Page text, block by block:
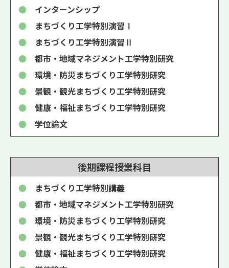
●
インターンシップ
●
まちづくり工学特別演習Ⅰ
●
まちづくり工学特別演習Ⅱ
●
都市・地域マネジメント工学特別研究
●
環境・防災まちづくり工学特別研究
●
景観・観光まちづくり工学特別研究
●
健康・福祉まちづくり工学特別研究
●
学位論文
後期課程授業科目
●
まちづくり工学特別講義
●
都市・地域マネジメント工学特別研究
●
環境・防災まちづくり工学特別研究
●
景観・観光まちづくり工学特別研究
●
健康・福祉まちづくり工学特別研究